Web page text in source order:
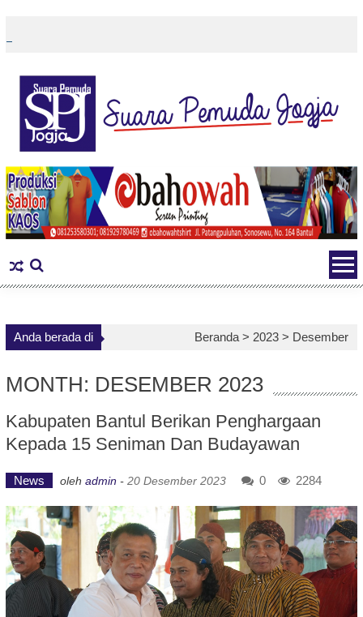
content
Anda berada di Beranda > 2023 > Desember
MONTH: DESEMBER 2023
Kabupaten Bantul Berikan Penghargaan
Kepada 15 Seniman Dan Budayawan
News oleh admin - 20 Desember 2023 0 2284